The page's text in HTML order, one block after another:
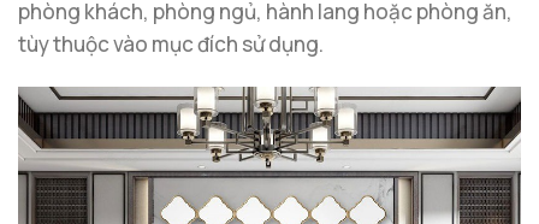
phòng khách, phòng ngủ, hành lang hoặc phòng ăn,
tùy thuộc vào mục đích sử dụng.